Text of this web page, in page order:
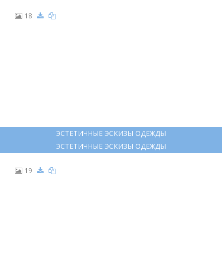
18
ЭСТЕТИЧНЫЕ ЭСКИЗЫ ОДЕЖДЫ
ЭСТЕТИЧНЫЕ ЭСКИЗЫ ОДЕЖДЫ
19